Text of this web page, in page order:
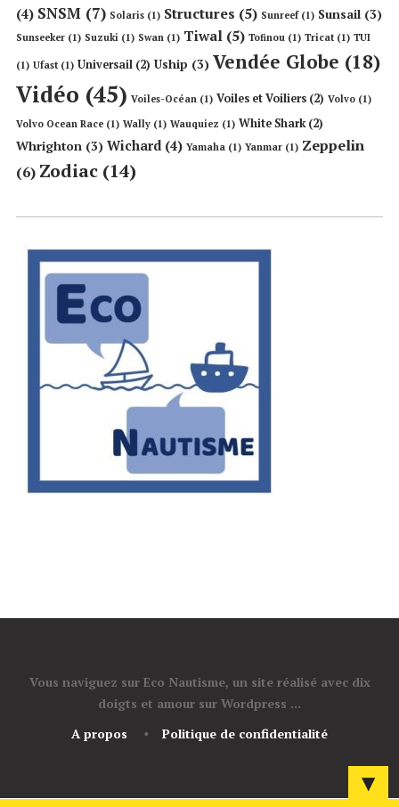
(4) SNSM (7) Solaris (1) Structures (5) Sunreef(1) Sunsail (3)
Sunseeker (1) Suzuki (1) Swan (1) Tiwal (5) Tofinou (1) Tricat(1) TUI
(1) Ufast(1) Universail (2) Uship (3) Vendée Globe (18)
Vidéo (45) Voiles-Océan (1) Voiles et Voiliers (2) Volvo (1)
Volvo Ocean Race (1) Wally (1) Wauquiez (1) White Shark(2)
Whrighton (3) Wichard(4) Yamaha (1) Yanmar (1) Zeppelin
(6) Zodiac (14)
Vous naviguez sur Eco Nautisme, un site réalisé avec dix
doigts et amour sur Wordpress ...
A propos
Politique de confidentialité
▼